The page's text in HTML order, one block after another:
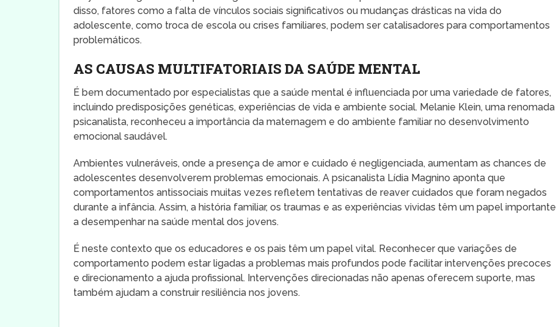
disso, fatores como a falta de vínculos sociais significativos ou mudanças drásticas na vida do
adolescente, como troca de escola ou crises familiares, podem ser catalisadores para comportamentos
problemáticos.
AS CAUSAS MULTIFATORIAIS DA SAÚDE MENTAL
É bem documentado por especialistas que a saúde mental é influenciada por uma variedade de fatores,
incluindo predisposições genéticas, experiências de vida e ambiente social. Melanie Klein, uma renomada
psicanalista, reconheceu a importância da maternagem e do ambiente familiar no desenvolvimento
emocional saudável.
Ambientes vulneráveis, onde a presença de amor e cuidado é negligenciada, aumentam as chances de
adolescentes desenvolverem problemas emocionais. A psicanalista Lídia Magnino aponta que
comportamentos antissociais muitas vezes refletem tentativas de reaver cuidados que foram negados
durante a infância. Assim, a história familiar, os traumas e as experiências vividas têm um papel importante
a desempenhar na saúde mental dos jovens.
É neste contexto que os educadores e os pais têm um papel vital. Reconhecer que variações de
comportamento podem estar ligadas a problemas mais profundos pode facilitar intervenções precoces
e direcionamento a ajuda profissional. Intervenções direcionadas não apenas oferecem suporte, mas
também ajudam a construir resiliência nos jovens.